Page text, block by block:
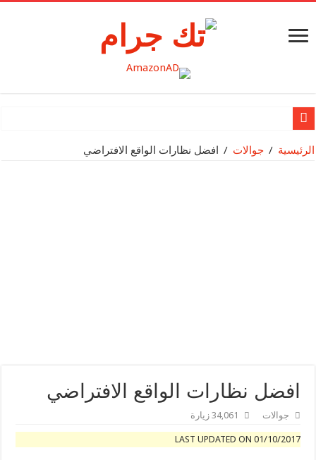
الرئيسية / جوالات / افضل نظارات الواقع الافتراضي
افضل نظارات الواقع الافتراضي
جوالات 34,061 زيارة
LAST UPDATED ON 01/10/2017